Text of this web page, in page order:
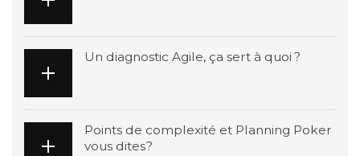
Un diagnostic Agile, ça sert à quoi ?
Points de complexité et Planning Poker
vous dites?